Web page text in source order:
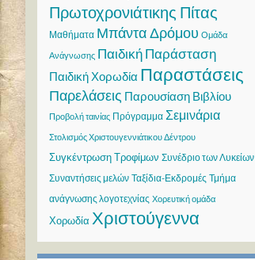
Πρωτοχρονιάτικης Πίτας
Μαθήματα Μπάντα Δρόμου Ομάδα
Ανάγνωσης Παιδική Παράσταση
Παιδική Χορωδία Παραστάσεις
Παρελάσεις Παρουσίαση Βιβλίου
Προβολή ταινίας Πρόγραμμα Σεμινάρια
Στολισμός Χριστουγεννιάτικου Δέντρου
Συγκέντρωση Τροφίμων Συνέδριο των Λυκείων
Συναντήσεις μελών Ταξίδια-Εκδρομές Τμήμα
ανάγνωσης λογοτεχνίας Χορευτική ομάδα
Χορωδία Χριστούγεννα